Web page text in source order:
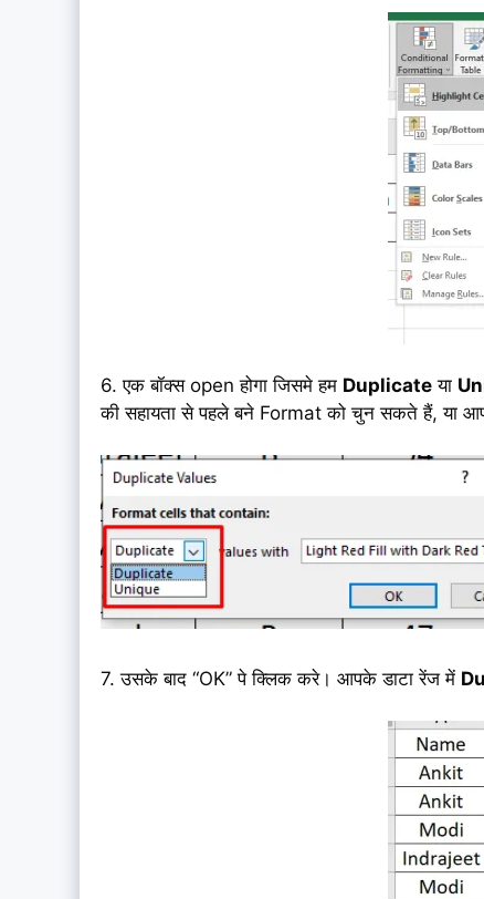
6. एक बॉक्स open होगा जिसमे हम Duplicate या
की सहायता से पहले बने Format को चुन सकते हैं, या
7. उसके बाद “OK” पे क्लिक करे। आपके डाटा रेंज में